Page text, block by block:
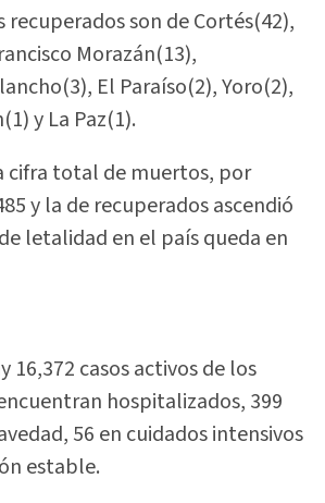
recuperados son de Cortés(42),
Morazán(13),
El Paraíso(2), Yoro(2),
y La Paz(1).
cifra total de muertos, por
y la de recuperados ascendió
letalidad en el país queda en
16,372 casos activos de los
hospitalizados, 399
56 en cuidados intensivos
estable.